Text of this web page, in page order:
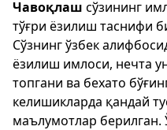
Чавоқлаш сўзининг
тўғри ёзилиш таснифи
Сўзнинг ўзбек
ёзилиш имлоси, нечта
топгани ва бехато
келишикларда қандай
маълумотлар берилган.